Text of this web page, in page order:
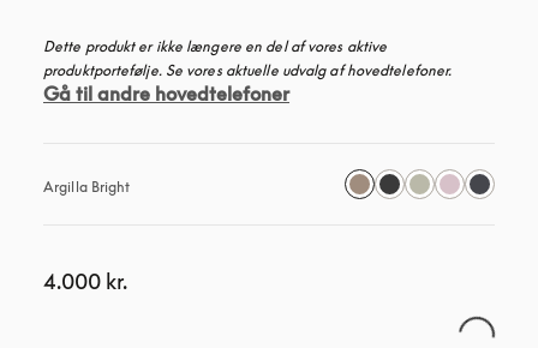
Dette produkt er ikke længere en del af vores aktive
produktportefølje. Se vores aktuelle udvalg af hovedtelefoner.
Gå til andre hovedtelefoner
Argilla Bright
4.000 kr.